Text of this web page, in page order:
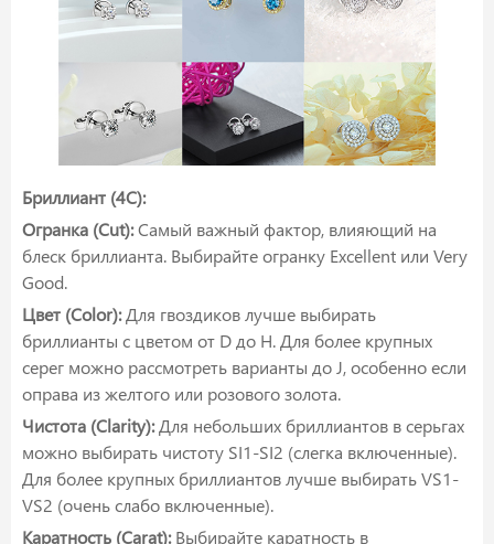
Бриллиант (4C):
Огранка (Cut):Самый важный фактор, влияющий на
блеск бриллианта. Выбирайте огранку Excellent или Very
Good.
Цвет (Color):Для гвоздиков лучше выбирать
бриллианты с цветом от D до H. Для более крупных
серег можно рассмотреть варианты до J, особенно если
оправа из желтого или розового золота.
Чистота (Clarity):Для небольших бриллиантов в серьгах
можно выбирать чистоту SI1-SI2 (слегка включенные).
Для более крупных бриллиантов лучше выбирать VS1-
VS2 (очень слабо включенные).
Каратность (Carat):Выбирайте каратность в